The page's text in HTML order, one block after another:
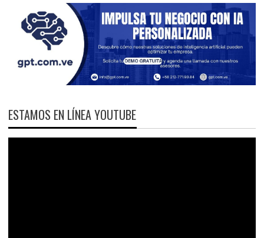
ESTAMOS EN LÍNEA YOUTUBE